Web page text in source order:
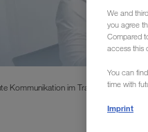
Kommunikation im Transport das A
We and
you agree
Compared
access this
You can
time with
Imprint